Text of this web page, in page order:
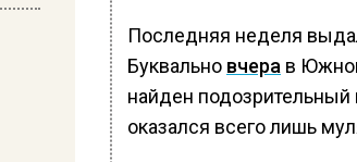
Последняя неделя
Буквально вчера в
найден подозрительный
оказался всего лишь